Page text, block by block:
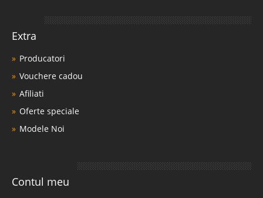
Extra
Producatori
Vouchere cadou
Afiliati
Oferte speciale
Modele Noi
Contul meu